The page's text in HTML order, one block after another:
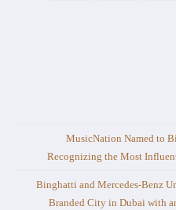
MusicNation Named to
Recognizing the Most
Binghatti and Mercedes-Benz
Branded City in Dubai with